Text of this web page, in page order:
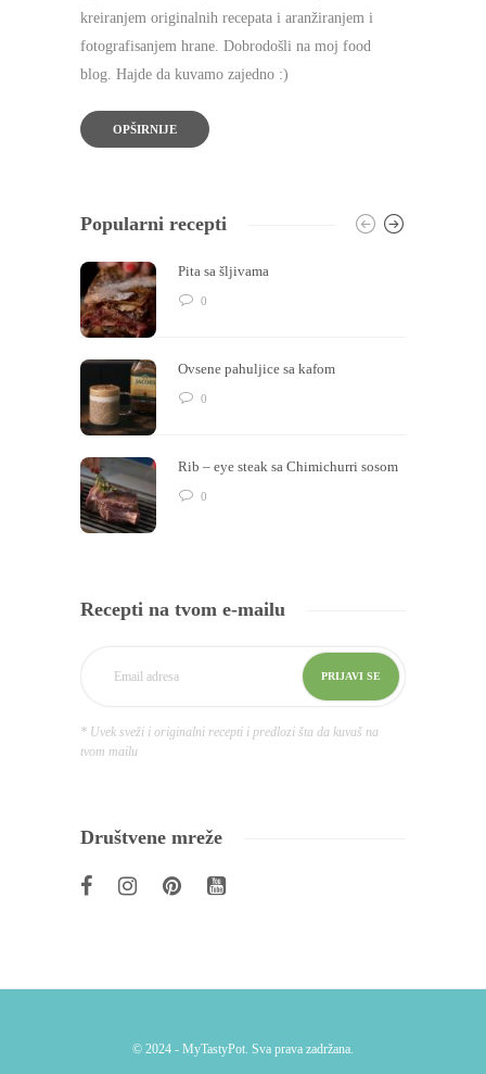
kreiranjem originalnih recepata i aranžiranjem i
fotografisanjem hrane. Dobrodošli na moj food
blog. Hajde da kuvamo zajedno :)
OPŠIRNIJE
Popularni recepti
Pita sa šljivama
0
Ovsene pahuljice sa kafom
0
Rib – eye steak sa Chimichurri sosom
0
Recepti na tvom e-mailu
* Uvek sveži i originalni recepti i predlozi šta da kuvaš na
tvom mailu
Društvene mreže
© 2024 - MyTastyPot. Sva prava zadržana.